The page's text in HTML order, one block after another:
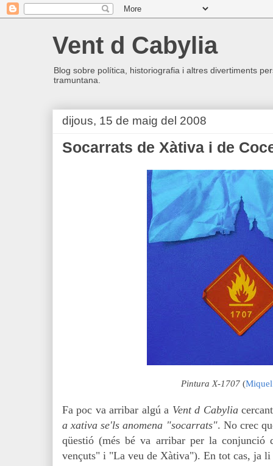
Vent d Cabylia
Blog sobre política, historiografia i altres divertiments
tramuntana.
dijous, 15 de maig del 2008
Socarrats de Xàtiva i de
Pintura X-1707 (
Fa poc va arribar algú a Vent d Cabylia
a xativa se'ls anomena "socarrats". No crec
qüestió (més bé va arribar per la conjunció
vençuts" i "La veu de Xàtiva"). En tot cas, ja